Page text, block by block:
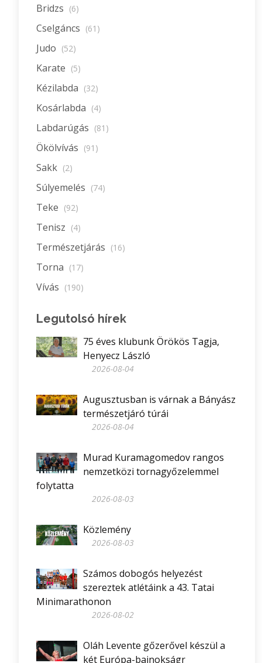
Bridzs (6)
Cselgáncs (61)
Judo (52)
Karate (5)
Kézilabda (32)
Kosárlabda (4)
Labdarúgás (81)
Ökölvívás (91)
Sakk (2)
Súlyemelés (74)
Teke (92)
Tenisz (4)
Természetjárás (16)
Torna (17)
Vívás (190)
Legutolsó hírek
75 éves klubunk Örökös Tagja,
Henyecz László
2026-08-04
Augusztusban is várnak a Bányász
természetjáró túrái
2026-08-04
Murad Kuramagomedov rangos
nemzetközi tornagyőzelemmel
folytatta
2026-08-03
Közlemény
2026-08-03
Számos dobogós helyezést
szereztek atlétáink a 43. Tatai
Minimarathonon
2026-08-02
Oláh Levente gőzerővel készül a
két Európa-bajnokságr